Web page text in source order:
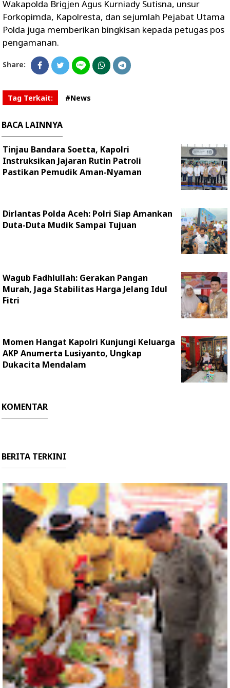
Wakapolda Brigjen Agus Kurniady Sutisna, unsur
Forkopimda, Kapolresta, dan sejumlah Pejabat Utama
Polda juga memberikan bingkisan kepada petugas pos
pengamanan.
Share:
Tag Terkait: #News
BACA LAINNYA
Tinjau Bandara Soetta, Kapolri
Instruksikan Jajaran Rutin Patroli
Pastikan Pemudik Aman-Nyaman
Dirlantas Polda Aceh: Polri Siap Amankan
Duta-Duta Mudik Sampai Tujuan
Wagub Fadhlullah: Gerakan Pangan
Murah, Jaga Stabilitas Harga Jelang Idul
Fitri
Momen Hangat Kapolri Kunjungi Keluarga
AKP Anumerta Lusiyanto, Ungkap
Dukacita Mendalam
KOMENTAR
BERITA TERKINI